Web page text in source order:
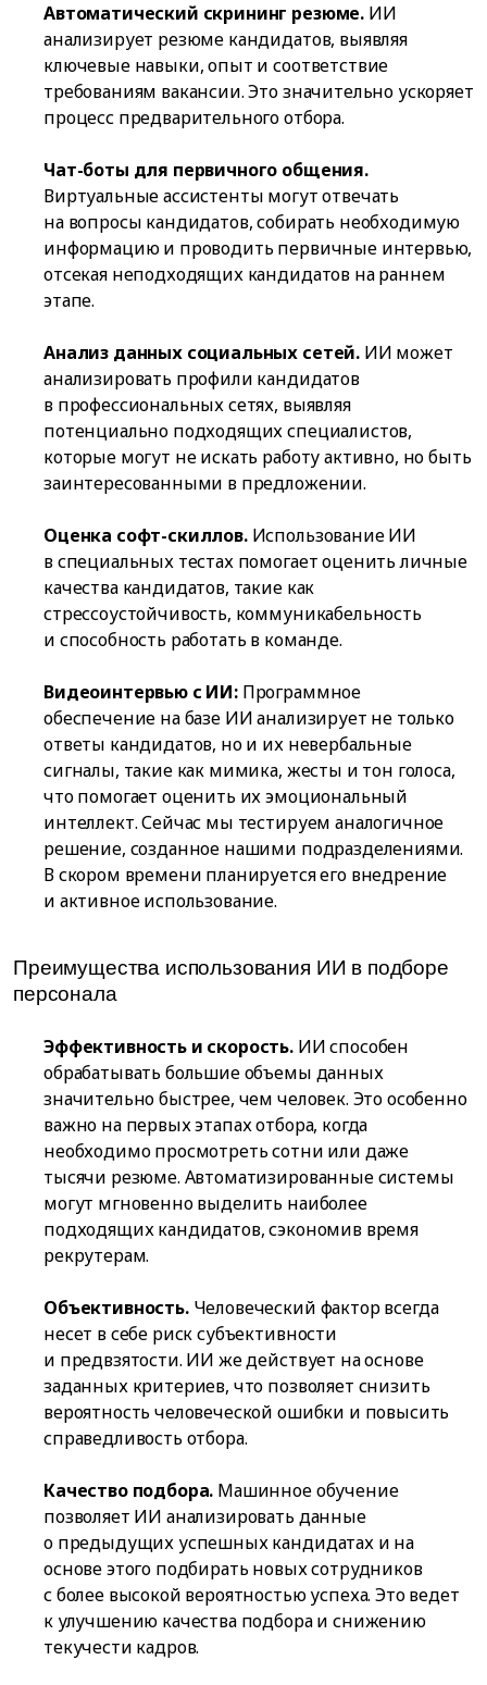
Автоматический скрининг резюме. ИИ
анализирует резюме кандидатов, выявляя
ключевые навыки, опыт и соответствие
требованиям вакансии. Это значительно ускоряет
процесс предварительного отбора.
Чат-боты для первичного общения.
Виртуальные ассистенты могут отвечать
на вопросы кандидатов, собирать необходимую
информацию и проводить первичные интервью,
отсекая неподходящих кандидатов на раннем
этапе.
Анализ данных социальных сетей. ИИ может
анализировать профили кандидатов
в профессиональных сетях, выявляя
потенциально подходящих специалистов,
которые могут не искать работу активно, но быть
заинтересованными в предложении.
Оценка софт-скиллов.Использование ИИ
в специальных тестах помогает оценить личные
качества кандидатов, такие как
стрессоустойчивость, коммуникабельность
и способность работать в команде.
Видеоинтервью с ИИ:Программное
обеспечение на базе ИИ анализирует не только
ответы кандидатов, но и их невербальные
сигналы, такие как мимика, жесты и тон голоса,
что помогает оценить их эмоциональный
интеллект. Сейчас мы тестируем аналогичное
решение, созданное нашими подразделениями.
В скором времени планируется его внедрение
и активное использование.
Преимущества использования ИИ в подборе
персонала
Эффективность и скорость. ИИ способен
обрабатывать большие объемы данных
значительно быстрее, чем человек. Это особенно
важно на первых этапах отбора, когда
необходимо просмотреть сотни или даже
тысячи резюме. Автоматизированные системы
могут мгновенно выделить наиболее
подходящих кандидатов, сэкономив время
рекрутерам.
Объективность.Человеческий фактор всегда
несет в себе риск субъективности
и предвзятости. ИИ же действует на основе
заданных критериев, что позволяет снизить
вероятность человеческой ошибки и повысить
справедливость отбора.
Качество подбора. Машинное обучение
позволяет ИИ анализировать данные
о предыдущих успешных кандидатах и на
основе этого подбирать новых сотрудников
с более высокой вероятностью успеха. Это ведет
к улучшению качества подбора и снижению
текучести кадров.